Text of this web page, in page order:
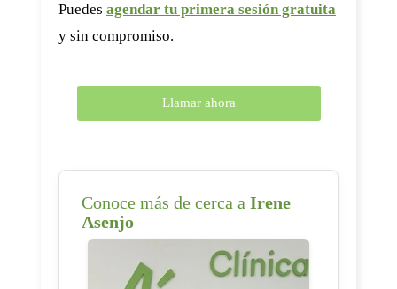
Puedes agendar tu primera sesión gratuita
y sin compromiso.
Llamar ahora
Conoce más de cerca a Irene
Asenjo